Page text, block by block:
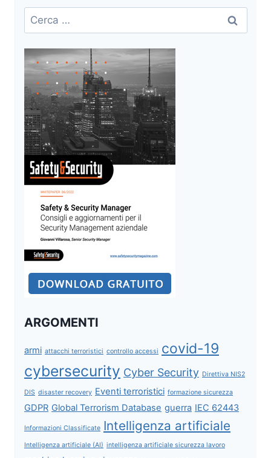
Ricerca
per:
ARGOMENTI
armi attacchi terroristici controllo accessi covid-19
cybersecurity Cyber Security Direttiva NIS2
DIS disaster recovery Eventi terroristici formazione sicurezza
GDPR Global Terrorism Database guerra IEC 62443
Informazioni Classificate Intelligenza artificiale
Intelligenza artificiale (AI) intelligenza artificiale sicurezza lavoro